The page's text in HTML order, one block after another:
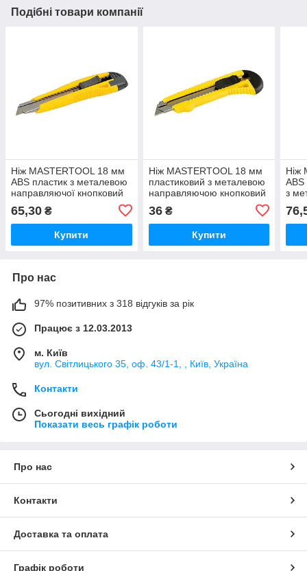
Подібні товари компанії
Ніж MASTERTOOL 18 мм
ABS пластик з металевою
направляючої кнопковий
65,30 ₴
Купити
Ніж MASTERTOOL 18 мм
пластиковий з металевою
направляючою кнопковий
36₴
Купити
Ніж
ABS
з
Про нас
97% позитивних з 318 відгуків за рік
Працює з 12.03.2013
м. Київ
вул. Світлицького 35, оф. 43/1-1, , Київ, Україна
Контакти
Сьогодні вихідний
Показати весь графік роботи
Про нас
Контакти
Доставка та оплата
Графік роботи